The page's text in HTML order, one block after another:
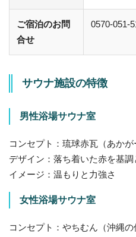
ご宿泊のお問
合せ
0570-051-
サウナ施設の特徴
男性浴場サウナ室
コンセプト：琉球赤瓦（あかが
デザイン：落ち着いた赤を基調
イメージ：温もりと力強さ
女性浴場サウナ室
コンセプト：やちむん（沖縄